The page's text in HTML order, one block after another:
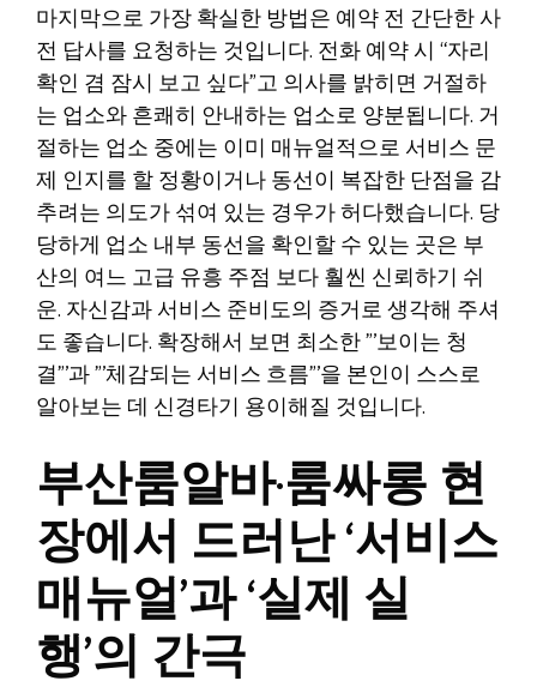
마지막으로 가장 확실한 방법은 예약 전 간단한 사
전 답사를 요청하는 것입니다. 전화 예약 시 “자리
확인 겸 잠시 보고 싶다”고 의사를 밝히면 거절하
는 업소와 흔쾌히 안내하는 업소로 양분됩니다. 거
절하는 업소 중에는 이미 매뉴얼적으로 서비스 문
제 인지를 할 정황이거나 동선이 복잡한 단점을 감
추려는 의도가 섞여 있는 경우가 허다했습니다. 당
당하게 업소 내부 동선을 확인할 수 있는 곳은 부
산의 여느 고급 유흥 주점 보다 훨씬 신뢰하기 쉬
운. 자신감과 서비스 준비도의 증거로 생각해 주셔
도 좋습니다. 확장해서 보면 최소한 ”’보이는 청
결”’과 ”’체감되는 서비스 흐름”’을 본인이 스스로
알아보는 데 신경타기 용이해질 것입니다.
부산룸알바·룸싸롱 현
장에서 드러난 ‘서비스
매뉴얼’과 ‘실제 실
행’의 간극